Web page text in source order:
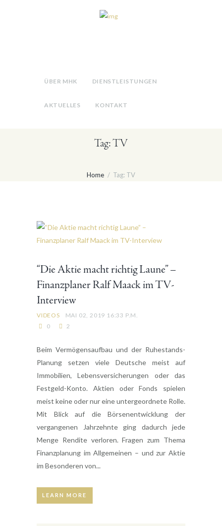
ÜBER MHK DIENSTLEISTUNGEN
AKTUELLES KONTAKT
Tag: TV
Home Tag: TV
“Die Aktie macht richtig Laune” –
Finanzplaner Ralf Maack im TV-
Interview
VIDEOS
MAI 02, 2019 16:33 P.M.
0
2
Beim Vermögensaufbau und der Ruhestands-
Planung setzen viele Deutsche meist auf
Immobilien, Lebensversicherungen oder das
Festgeld-Konto. Aktien oder Fonds spielen
meist keine oder nur eine untergeordnete Rolle.
Mit Blick auf die Börsenentwicklung der
vergangenen Jahrzehnte ging dadurch jede
Menge Rendite verloren. Fragen zum Thema
Finanzplanung im Allgemeinen – und zur Aktie
im Besonderen von...
LEARN MORE